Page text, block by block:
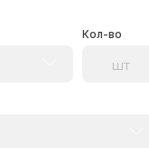
Кол-во